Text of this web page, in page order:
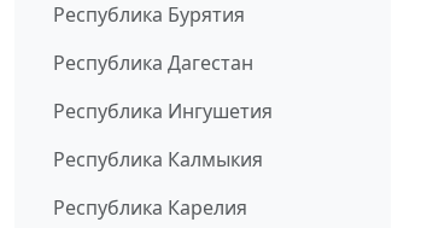
Республика Бурятия
Республика Дагестан
Республика Ингушетия
Республика Калмыкия
Республика Карелия